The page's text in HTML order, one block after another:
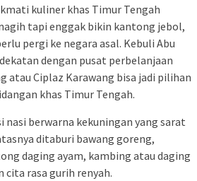
kuliner khas Timur Tengah
tapi enggak bikin kantong jebol,
pergi ke negara asal. Kebuli Abu
dengan pusat perbelanjaan
atau Ciplaz Karawang bisa jadi pilihan
khas Timur Tengah.
nasi berwarna kekuningan yang sarat
ditaburi bawang goreng,
daging ayam, kambing atau daging
cita rasa gurih renyah.